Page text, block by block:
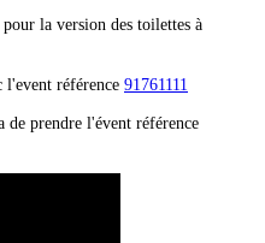
la version des toilettes à
l'event référence 91761111
de prendre l'évent référence